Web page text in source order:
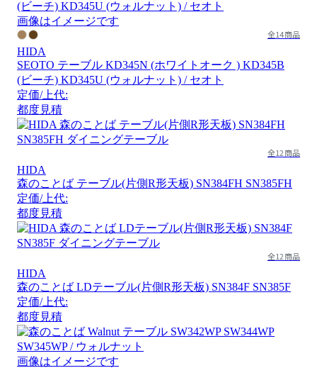
画像はイメージです
全14商品
HIDA
SEOTO テーブル KD345N (ホワイトオーク ) KD345B
(ビーチ) KD345U (ウォルナット) / セオト
定価/上代:
都度見積
全12商品
HIDA
森のことば テーブル(片側R形天板) SN384FH SN385FH
定価/上代:
都度見積
全12商品
HIDA
森のことば LDテーブル(片側R形天板) SN384F SN385F
定価/上代:
都度見積
画像はイメージです